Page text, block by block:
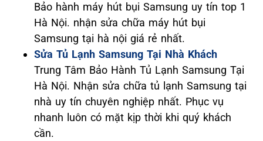
Bảo hành máy hút bụi Samsung uy tín top 1
Hà Nội. nhận sửa chữa máy hút bụi
Samsung tại hà nội giá rẻ nhất.
Sửa Tủ Lạnh Samsung Tại Nhà Khách
Trung Tâm Bảo Hành Tủ Lạnh Samsung Tại
Hà Nội. Nhận sửa chữa tủ lạnh Samsung tại
nhà uy tín chuyên nghiệp nhất. Phục vụ
nhanh luôn có mặt kịp thời khi quý khách
cần.